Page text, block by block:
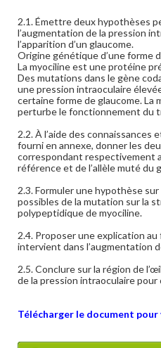
2.1. Émettre deux hypothèses
l’augmentation de la pression
l’apparition d’un glaucome.
Origine génétique d’une forme
La myociline est une protéine
Des mutations dans le gène
une pression intraoculaire
certaine forme de glaucome. La
perturbe le fonctionnement du
2.2. À l’aide des
fourni en annexe, donner les
correspondant respectivement
référence et de l’allèle muté du
2.3. Formuler une hypothèse
possibles de la mutation sur la
polypeptidique de myociline.
2.4. Proposer une explication
intervient dans l’augmentation
2.5. Conclure sur la région de
de la pression intraoculaire
Télécharger le document